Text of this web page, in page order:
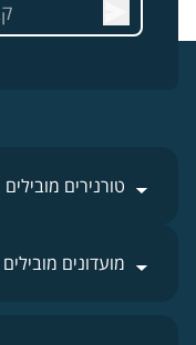
טורנירים מובילים
מועדונים מובילים